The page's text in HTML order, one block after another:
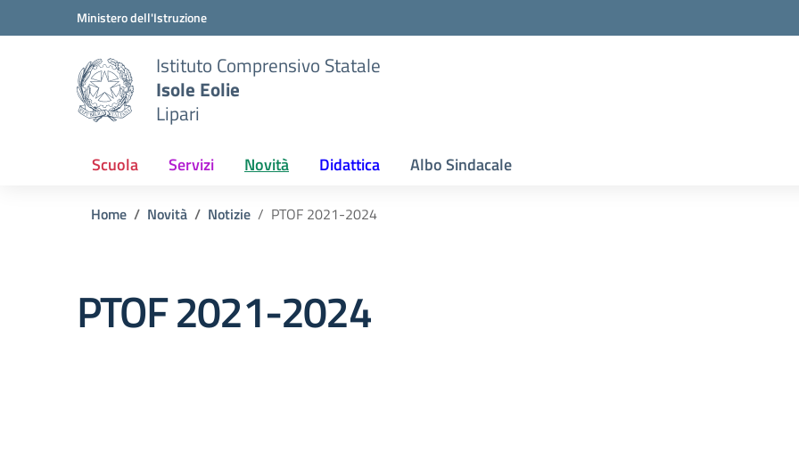
Vai ai contenuti
Vai al menu di navigazione
Ministero dell'Istruzione
Istituto Comprensivo Statale
Isole Eolie
Lipari
Scuola Servizi Novità Didattica Albo Sindacale
Home Novità Notizie PTOF 2021-2024
PTOF 2021-2024